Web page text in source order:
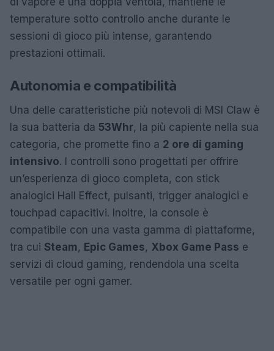
temperature sotto controllo anche durante le
sessioni di gioco più intense, garantendo
prestazioni ottimali.
Autonomia e compatibilità
Una delle caratteristiche più notevoli di MSI Claw è
la sua batteria da 53Whr, la più capiente nella sua
categoria, che promette fino a 2 ore di gaming
intensivo. I controlli sono progettati per offrire
un’esperienza di gioco completa, con stick
analogici Hall Effect, pulsanti, trigger analogici e
touchpad capacitivi. Inoltre, la console è
compatibile con una vasta gamma di piattaforme,
tra cui Steam, Epic Games, Xbox Game Pass e
servizi di cloud gaming, rendendola una scelta
versatile per ogni gamer.